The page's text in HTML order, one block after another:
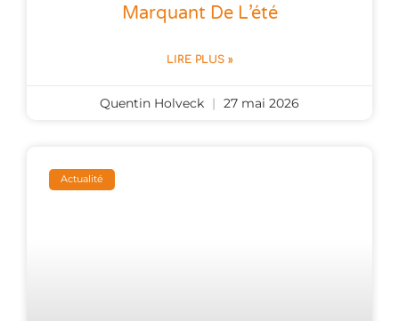
Marquant De L’été
LIRE PLUS »
Quentin Holveck 27 mai 2026
Actualité